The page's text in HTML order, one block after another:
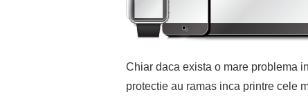
Chiar daca exista o mare problema
protectie au ramas inca printre cele